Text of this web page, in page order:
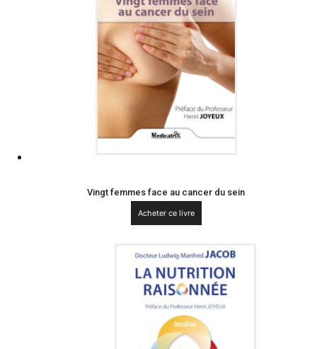
Vingt femmes face au cancer du sein
Acheter ce livre